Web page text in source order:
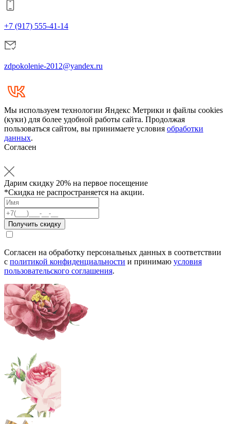
+7 (917) 555-41-14
zdpokolenie-2012@yandex.ru
Мы используем технологии Яндекс Метрики и файлы cookies
(куки) для более удобной работы сайта. Продолжая
пользоваться сайтом, вы принимаете условия обработки
данных.
Согласен
Дарим скидку 20% на первое посещение
*Скидка не распространяется на акции.
Согласен на обработку персональных данных в соответствии
с политикой конфиденциальности и принимаю условия
пользовательского соглашения.